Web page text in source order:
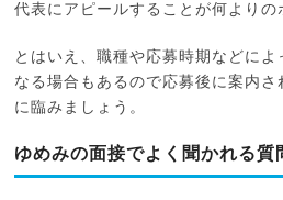
代表にアピールすることが何よりの
とはいえ、職種や応募時期などに
なる場合もあるので応募後に案内
に臨みましょう。
ゆめみの面接でよく聞かれる質